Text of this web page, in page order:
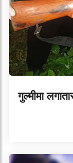
गुल्मीमा